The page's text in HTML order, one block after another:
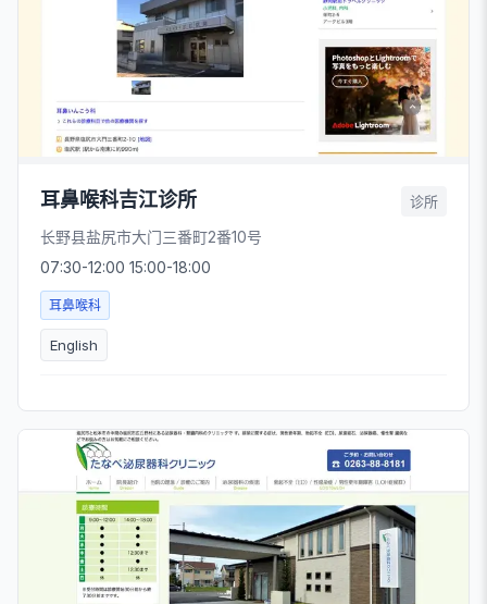
耳鼻喉科吉江诊所 诊所
长野县盐尻市大门三番町2番10号
07:30-12:00 15:00-18:00
耳鼻喉科
English